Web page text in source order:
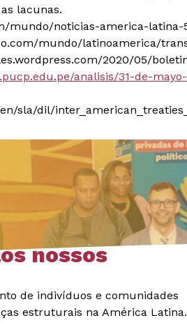
lacunas.
mundo/noticias-america-latina-
mundo/latinoamerica/
2020/05/
analisis/31-de-
sla/dil/
nossos
de indivíduos e comunidades
estruturais na América Latina.